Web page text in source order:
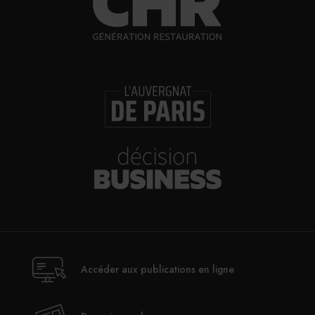
30/07/2026
Incendies : l’aide d’urgence rehaussée à 8
30/07/2026
Les Bold Woman Dinners de Veuve Clicquot
de retour
Accéder aux publications en ligne